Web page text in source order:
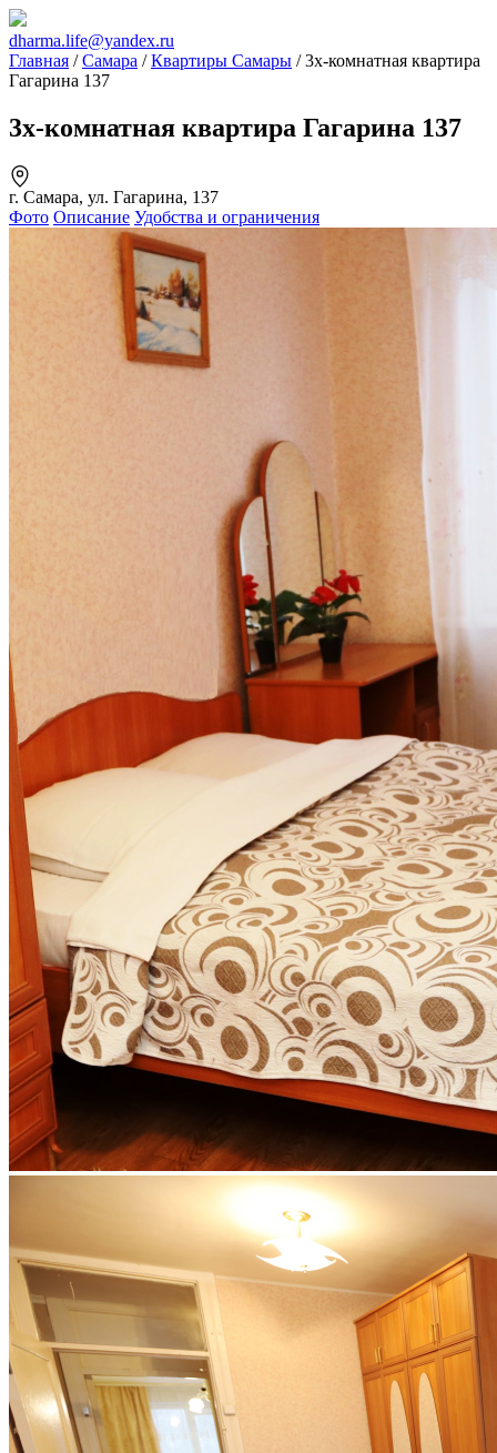
dharma.life@yandex.ru
Главная /Самара /Квартиры Самары / 3х-комнатная квартира
Гагарина 137
3х-комнатная квартира Гагарина 137
г. Самара, ул. Гагарина, 137
Фото Описание Удобства и ограничения